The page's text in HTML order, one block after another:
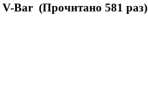
Bar (Прочитано 581 раз)